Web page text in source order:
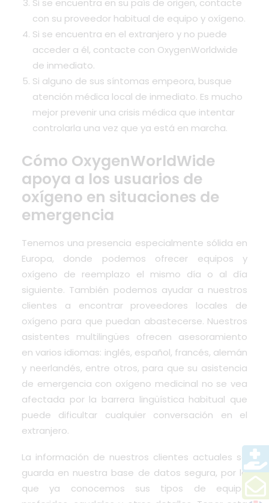
Si se encuentra en su país de origen, contacte
con su proveedor habitual de equipo y oxígeno.
Si se encuentra en el extranjero y no puede
acceder a él, contacte con OxygenWorldwide
de inmediato.
Si alguno de sus síntomas empeora, busque
atención médica local de inmediato. Es mucho
mejor prevenir una crisis médica que intentar
controlarla una vez que ya está en marcha.
Cómo OxygenWorldWide
apoya a los usuarios de
oxígeno en situaciones de
emergencia
Tenemos una presencia especialmente sólida en
Europa, donde podemos ofrecer equipos y
oxígeno de reemplazo el mismo día o al día
siguiente. También podemos ayudar a nuestros
clientes a encontrar proveedores locales de
oxígeno para que puedan abastecerse. Nuestros
asistentes multilingües ofrecen asesoramiento
en varios idiomas: inglés, español, francés, alemán
y neerlandés, entre otros, para que su asistencia
de emergencia con oxígeno medicinal no se vea
afectada por la barrera lingüística habitual que
puede dificultar cualquier conversación en el
extranjero.
La información de nuestros clientes actuales se
guarda en nuestra base de datos segura, por lo
que ya conocemos sus tipos de equipo